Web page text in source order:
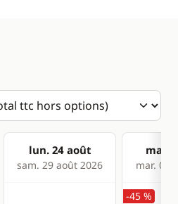
Grille pain
Ice Maker
Machine à café
Micro-ondes
lun. 24 août
sam. 29 août 2026
mar.
mar. 01
-45 %